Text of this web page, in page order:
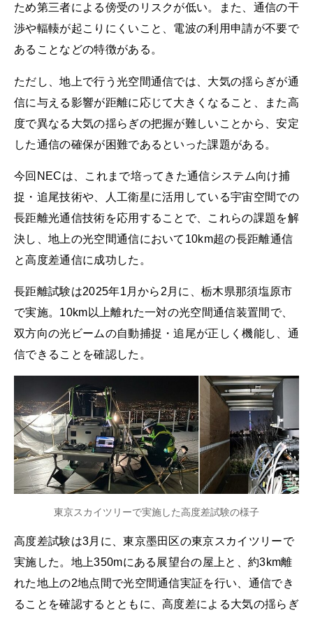
ため第三者による傍受のリスクが低い。また、通信の干
渉や輻輳が起こりにくいこと、電波の利用申請が不要で
あることなどの特徴がある。
ただし、地上で行う光空間通信では、大気の揺らぎが通
信に与える影響が距離に応じて大きくなること、また高
度で異なる大気の揺らぎの把握が難しいことから、安定
した通信の確保が困難であるといった課題がある。
今回NECは、これまで培ってきた通信システム向け捕
捉・追尾技術や、人工衛星に活用している宇宙空間での
長距離光通信技術を応用することで、これらの課題を解
決し、地上の光空間通信において10km超の長距離通信
と高度差通信に成功した。
長距離試験は2025年1月から2月に、栃木県那須塩原市
で実施。10km以上離れた一対の光空間通信装置間で、
双方向の光ビームの自動捕捉・追尾が正しく機能し、通
信できることを確認した。
東京スカイツリーで実施した高度差試験の様子
高度差試験は3月に、東京墨田区の東京スカイツリーで
実施した。地上350mにある展望台の屋上と、約3km離
れた地上の2地点間で光空間通信実証を行い、通信でき
ることを確認するとともに、高度差による大気の揺らぎ